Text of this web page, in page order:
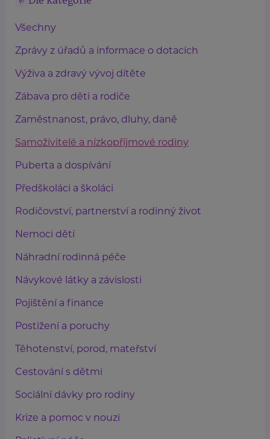
Všechny
Zprávy z úřadů a informace o dotacích
Výživa a zdravý vývoj dítěte
Zábava pro děti a rodiče
Zaměstnanost, právo, dluhy, daně
Samoživitelé a nízkopříjmové rodiny
Puberta a dospívání
Předškoláci a školáci
Rodičovství, partnerství a rodinný život
Nemoci dětí
Náhradní rodinná péče
Návykové látky a závislosti
Pojištění a finance
Postižení a poruchy
Těhotenství, porod, mateřství
Cestování s dětmi
Sociální dávky pro rodiny
Krize a pomoc v nouzi